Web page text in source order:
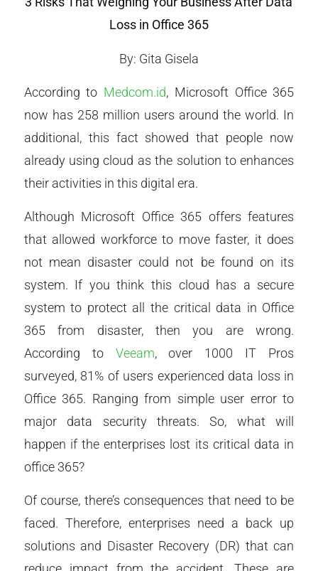
Loss in Office 365
By: Gita Gisela
According to Medcom.id, Microsoft Office 365
now has 258 million users around the world. In
additional, this fact showed that people now
already using cloud as the solution to enhances
their activities in this digital era.
Although Microsoft Office 365 offers features
that allowed workforce to move faster, it does
not mean disaster could not be found on its
system. If you think this cloud has a secure
system to protect all the critical data in Office
365 from disaster, then you are wrong.
According to Veeam, over 1000 IT Pros
surveyed, 81% of users experienced data loss in
Office 365. Ranging from simple user error to
major data security threats. So, what will
happen if the enterprises lost its critical data in
office 365?
Of course, there’s consequences that need to be
faced. Therefore, enterprises need a back up
solutions and Disaster Recovery (DR) that can